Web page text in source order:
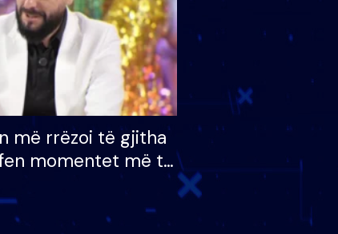
më rrëzoi të gjitha
momentet më të
e BB VIP: Do më
kur…